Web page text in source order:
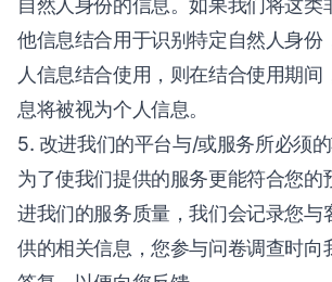
自然人身份的信息。如果我们将这类
他信息结合用于识别特定自然人身份
人信息结合使用，则在结合使用期间
息将被视为个人信息。
5. 改进我们的平台与/或服务所必须
为了使我们提供的服务更能符合您的
进我们的服务质量，我们会记录您与
供的相关信息，您参与问卷调查时向